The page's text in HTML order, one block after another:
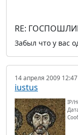
RE:
Забыл что у вас
14 апреля 2009 12:47
iustus
IP/